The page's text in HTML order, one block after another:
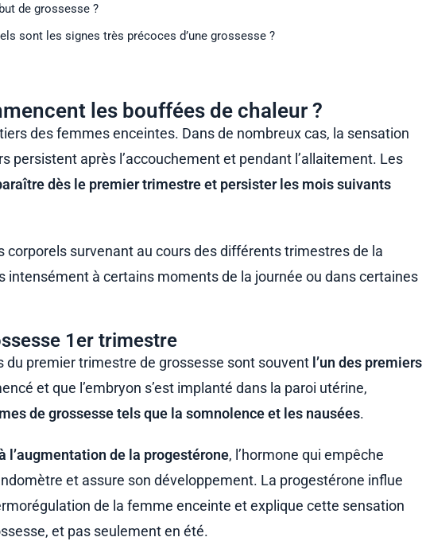
de grossesse ?
sont les signes très précoces d’une grossesse ?
les bouffées de chaleur ?
des femmes enceintes. Dans de nombreux cas, la sensation
persistent après l’accouchement et pendant l’allaitement. Les
dès le premier trimestre et persister les mois suivants
corporels survenant au cours des différents trimestres de la
intensément à certains moments de la journée ou dans certaines
1er trimestre
du premier trimestre de grossesse sont souvent l’un des premiers
et que l’embryon s’est implanté dans la paroi utérine,
de grossesse tels que la somnolence et les nausées.
l’augmentation de la progestérone, l’hormone qui empêche
et assure son développement. La progestérone influe
de la femme enceinte et explique cette sensation
et pas seulement en été.